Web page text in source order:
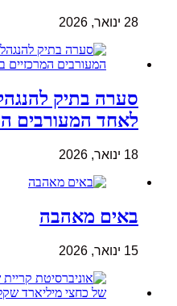
28 ינואר, 2026
סערה בתיק
לאחד המעורבים
18 ינואר, 2026
באים מאהבה
15 ינואר, 2026